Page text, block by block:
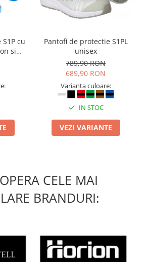
cu
si
Fit
Pantofi de protectie S1PL
unisex
789,90 RON
689,90 RON
Varianta culoare:
IN STOC
VEZI VARIANTE
CELE MAI
BRANDURI: